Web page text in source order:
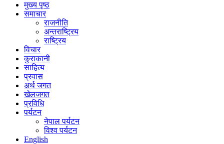
मुख्य पृष्ठ
समाचार
राजनीति
अन्तराष्ट्रिय
राष्ट्रिय
विचार
कुराकानी
साहित्य
प्रवास
अर्थ जगत
खेलजगत
प्रविधि
पर्यटन
नेपाल पर्यटन
विश्व पर्यटन
English